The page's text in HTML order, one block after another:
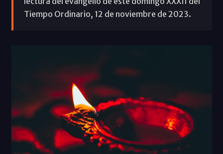
Tiempo Ordinario, 12 de noviembre de 2023.